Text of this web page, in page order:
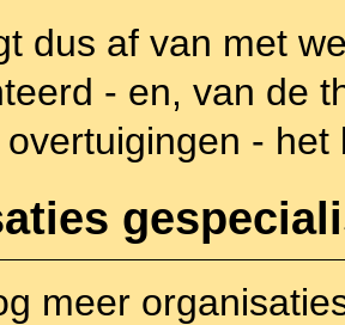
dus af van met
- en, van de
-
meer